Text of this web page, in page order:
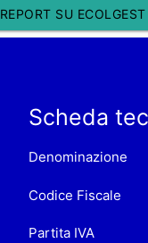
REPORT SU
Scheda
Denominazione
Codice Fiscale
Partita IVA